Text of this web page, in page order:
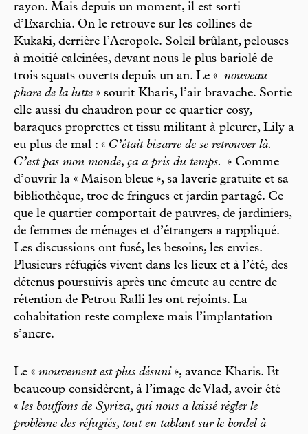
rayon. Mais depuis un moment, il est sorti
d’Exarchia. On le retrouve sur les collines de
Kukaki, derrière l’Acropole. Soleil brûlant, pelouses
à moitié calcinées, devant nous le plus bariolé de
trois squats ouverts depuis un an. Le « nouveau
phare de la lutte » sourit Kharis, l’air bravache. Sortie
elle aussi du chaudron pour ce quartier cosy,
baraques proprettes et tissu militant à pleurer, Lily a
eu plus de mal : « C’était bizarre de se retrouver là.
C’est pas mon monde, ça a pris du temps.
» Comme
d’ouvrir la « Maison bleue », sa laverie gratuite et sa
bibliothèque, troc de fringues et jardin partagé. Ce
que le quartier comportait de pauvres, de jardiniers,
de femmes de ménages et d’étrangers a rappliqué.
Les discussions ont fusé, les besoins, les envies.
Plusieurs réfugiés vivent dans les lieux et à l’été, des
détenus poursuivis après une émeute au centre de
rétention de Petrou Ralli les ont rejoints. La
cohabitation reste complexe mais l’implantation
s’ancre.
Le « mouvement est plus désuni », avance Kharis. Et
beaucoup considèrent, à l’image de Vlad, avoir été
« les bouffons de Syriza, qui nous a laissé régler le
problème des réfugiés, tout en tablant sur le bordel à